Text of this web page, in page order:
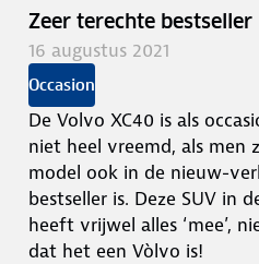
Zeer terechte bestseller
16 augustus 2021
Occasion
De Volvo XC40 is als
niet heel vreemd, als men
model ook in de nieuw-
bestseller is. Deze SUV in
heeft vrijwel alles ‘mee’,
dat het een Vòlvo is!